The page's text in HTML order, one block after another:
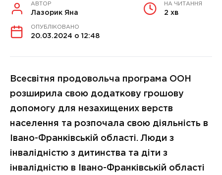
АВТОР
Лазорик Яна
НА ЧИТАННЯ
2 хв
ОПУБЛІКОВАНО
20.03.2024 о 12:48
Всесвітня продовольча програма ООН
розширила свою додаткову грошову
допомогу для незахищених верств
населення та розпочала свою діяльність в
Івано-Франківській області. Люди з
інвалідністю з дитинства та діти з
інвалідністю в Івано-Франківській області